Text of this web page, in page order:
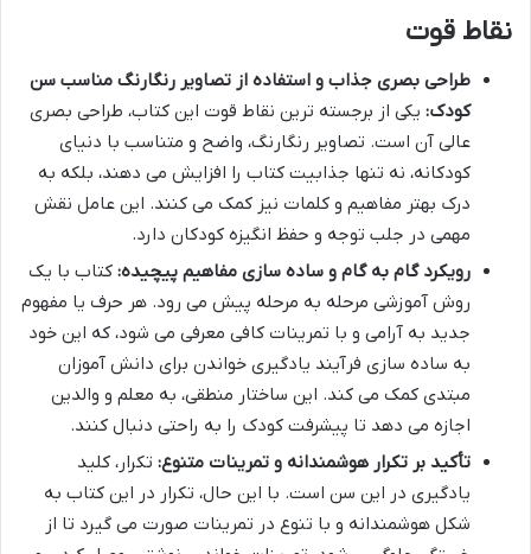
نقاط قوت
طراحی بصری جذاب و استفاده از تصاویر رنگارنگ مناسب سن
کودک: یکی از برجسته ترین نقاط قوت این کتاب، طراحی بصری
عالی آن است. تصاویر رنگارنگ، واضح و متناسب با دنیای
کودکانه، نه تنها جذابیت کتاب را افزایش می دهند، بلکه به
درک بهتر مفاهیم و کلمات نیز کمک می کنند. این عامل نقش
مهمی در جلب توجه و حفظ انگیزه کودکان دارد.
رویکرد گام به گام و ساده سازی مفاهیم پیچیده: کتاب با یک
روش آموزشی مرحله به مرحله پیش می رود. هر حرف یا مفهوم
جدید به آرامی و با تمرینات کافی معرفی می شود، که این خود
به ساده سازی فرآیند یادگیری خواندن برای دانش آموزان
مبتدی کمک می کند. این ساختار منطقی، به معلم و والدین
اجازه می دهد تا پیشرفت کودک را به راحتی دنبال کنند.
تأکید بر تکرار هوشمندانه و تمرینات متنوع: تکرار، کلید
یادگیری در این سن است. با این حال، تکرار در این کتاب به
شکل هوشمندانه و با تنوع در تمرینات صورت می گیرد تا از